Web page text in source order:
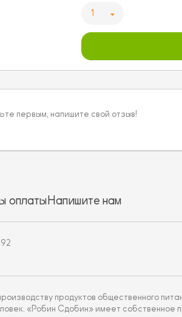
1
первым, напишите свой отзыв!
оплатыНапишите нам
продуктов общественного
«Робин Сдобин» имеет